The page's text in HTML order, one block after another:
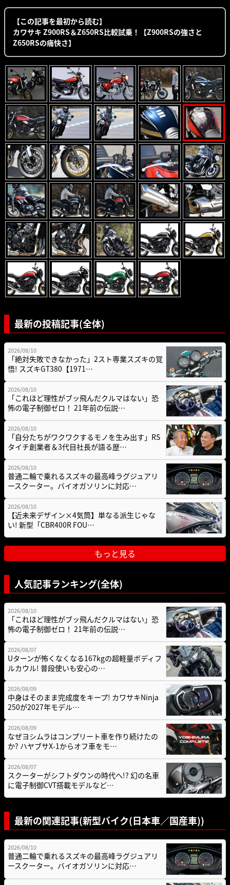
【この記事を最初から読む】
カワサキ Z900RS＆Z650RS比較試乗！【Z900RSの強さと
Z650RSの痛快さ】
最新の投稿記事(全体)
2026/08/10
「絶対失敗できなかった」2スト専業スズキの覚
悟! スズキGT380【1971…
2026/08/10
「これほど理性がブッ飛んだクルマはない」恐
怖の電子制御ゼロ！ 21年前の伝説…
2026/08/10
「自分たちがワクワクするモノを生み出す」RS
タイチ創業者＆3代目社長が語る歴…
2026/08/10
普通二輪で乗れるスズキの最高峰ラグジュアリ
ースクーター。バイオガソリンに対応…
2026/08/10
【近未来デザイン×4気筒】単なる派生じゃな
い! 新型「CBR400R FOU…
もっと見る
人気記事ランキング(全体)
2026/08/10
「これほど理性がブッ飛んだクルマはない」恐
怖の電子制御ゼロ！ 21年前の伝説…
2026/08/07
Uターンが怖くなくなる167kgの超軽量ボディフ
ルカウル! 普段使いも安心の…
2026/08/09
中身はそのまま完成度をキープ! カワサキNinja
250が2027年モデル…
2026/08/09
なぜヨシムラはコンプリート車を作り続けたの
か? ハヤブサX-1からオフ車をモ…
2026/08/07
スクーターがシフトダウンの時代へ!? 幻の名車
に電子制御CVT搭載モデルなど…
最新の関連記事(新型バイク(日本車／国産車))
2026/08/10
普通二輪で乗れるスズキの最高峰ラグジュアリ
ースクーター。バイオガソリンに対応…